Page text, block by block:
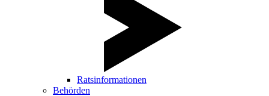
Ratsinformationen
Behörden